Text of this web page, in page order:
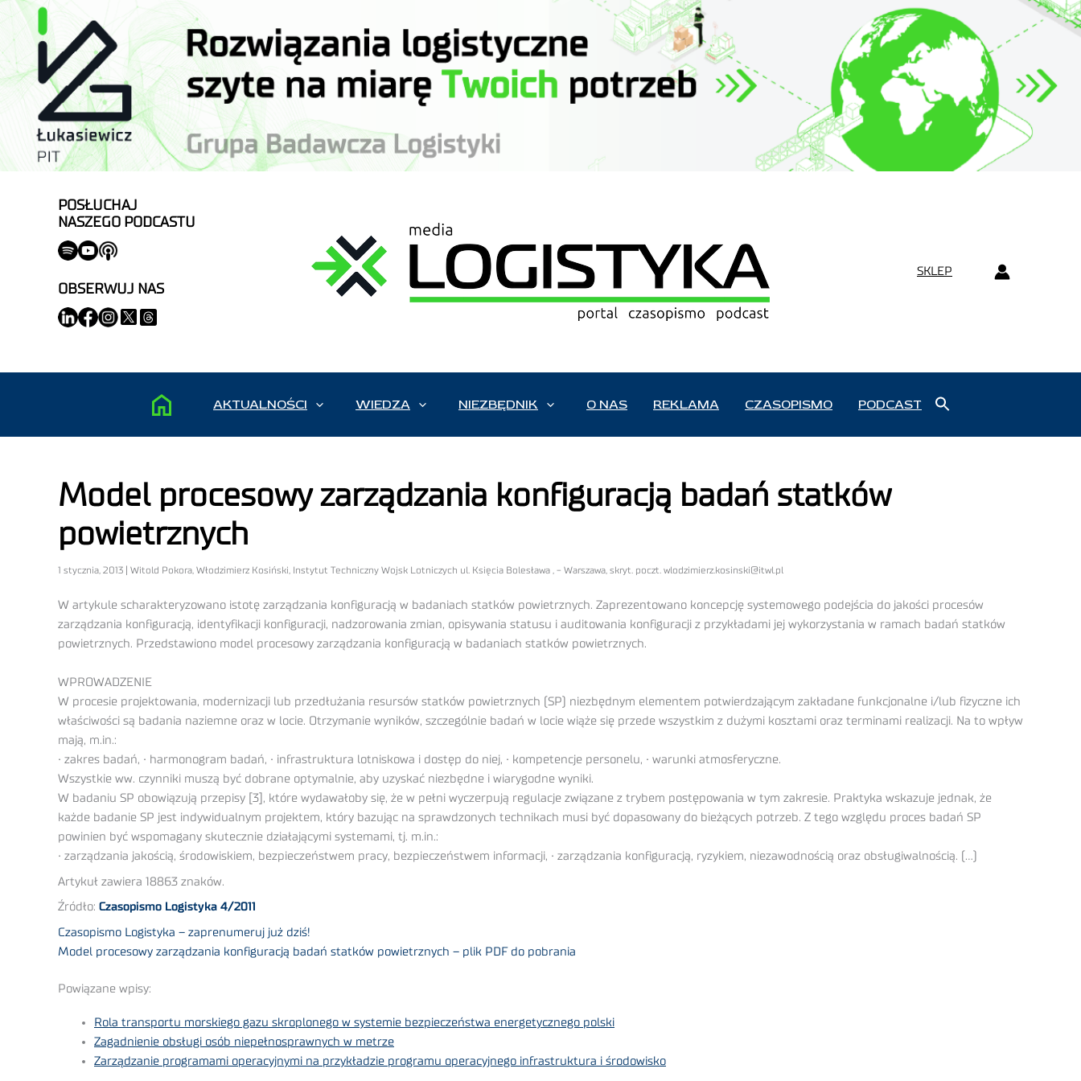
POSŁUCHAJ
NASZEGO PODCASTU
OBSERWUJ NAS
SKLEP
AKTUALNOŚCI WIEDZA NIEZBĘDNIK O NAS REKLAMA CZASOPISMO PODCAST
Model procesowy zarządzania konfiguracją badań statków
powietrznych
1 stycznia, 2013 | Witold Pokora, Włodzimierz Kosiński, Instytut Techniczny Wojsk Lotniczych ul. Księcia Bolesława , - Warszawa, skryt. poczt. wlodzimierz.kosinski@itwl.pl
W artykule scharakteryzowano istotę zarządzania konfiguracją w badaniach statków powietrznych. Zaprezentowano koncepcję systemowego podejścia do jakości procesów
zarządzania konfiguracją, identyfikacji konfiguracji, nadzorowania zmian, opisywania statusu i auditowania konfiguracji z przykładami jej wykorzystania w ramach badań statków
powietrznych. Przedstawiono model procesowy zarządzania konfiguracją w badaniach statków powietrznych.
WPROWADZENIE
W procesie projektowania, modernizacji lub przedłużania resursów statków powietrznych (SP) niezbędnym elementem potwierdzającym zakładane funkcjonalne i/lub fizyczne ich
właściwości są badania naziemne oraz w locie. Otrzymanie wyników, szczególnie badań w locie wiąże się przede wszystkim z dużymi kosztami oraz terminami realizacji. Na to wpływ
mają, m.in.:
• zakres badań, • harmonogram badań, • infrastruktura lotniskowa i dostęp do niej, • kompetencje personelu, • warunki atmosferyczne.
Wszystkie ww. czynniki muszą być dobrane optymalnie, aby uzyskać niezbędne i wiarygodne wyniki.
W badaniu SP obowiązują przepisy [3], które wydawałoby się, że w pełni wyczerpują regulacje związane z trybem postępowania w tym zakresie. Praktyka wskazuje jednak, że
każde badanie SP jest indywidualnym projektem, który bazując na sprawdzonych technikach musi być dopasowany do bieżących potrzeb. Z tego względu proces badań SP
powinien być wspomagany skutecznie działającymi systemami, tj. m.in.:
• zarządzania jakością, środowiskiem, bezpieczeństwem pracy, bezpieczeństwem informacji, • zarządzania konfiguracją, ryzykiem, niezawodnością oraz obsługiwalnością. (…)
Artykuł zawiera 18863 znaków.
Źródło: Czasopismo Logistyka 4/2011
Czasopismo Logistyka – zaprenumeruj już dziś!
Model procesowy zarządzania konfiguracją badań statków powietrznych – plik PDF do pobrania
Powiązane wpisy:
Rola transportu morskiego gazu skroplonego w systemie bezpieczeństwa energetycznego polski
Zagadnienie obsługi osób niepełnosprawnych w metrze
Zarządzanie programami operacyjnymi na przykładzie programu operacyjnego infrastruktura i środowisko